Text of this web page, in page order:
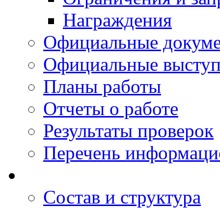
Награждения
Официальные
Официальные
Планы работы
Отчеты о работе
Результаты проверок
Перечень
Состав и структура